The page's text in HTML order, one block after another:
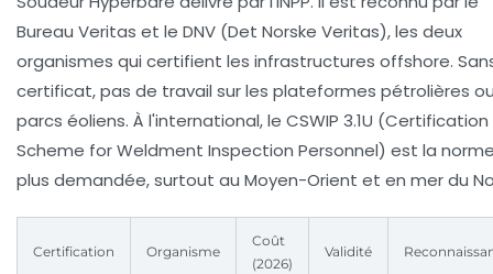
Bureau Veritas et le DNV (Det Norske Veritas), les deux
organismes qui certifient les infrastructures offshore.
certificat, pas de travail sur les plateformes pétrolières
parcs éoliens. À l'international, le CSWIP 3.1U (Certification
Scheme for Weldment Inspection Personnel) est la
plus demandée, surtout au Moyen-Orient et en mer du
Certification Organisme
Coût
(2026)
Validité